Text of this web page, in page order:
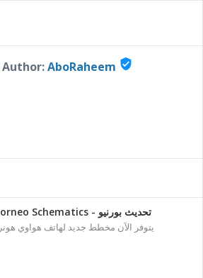
Author:AboRaheem verified_user
Borneo Schematics - تحديث بورنيو
يتوفر الآن مخطط جديد لهاتف هواوي هونر